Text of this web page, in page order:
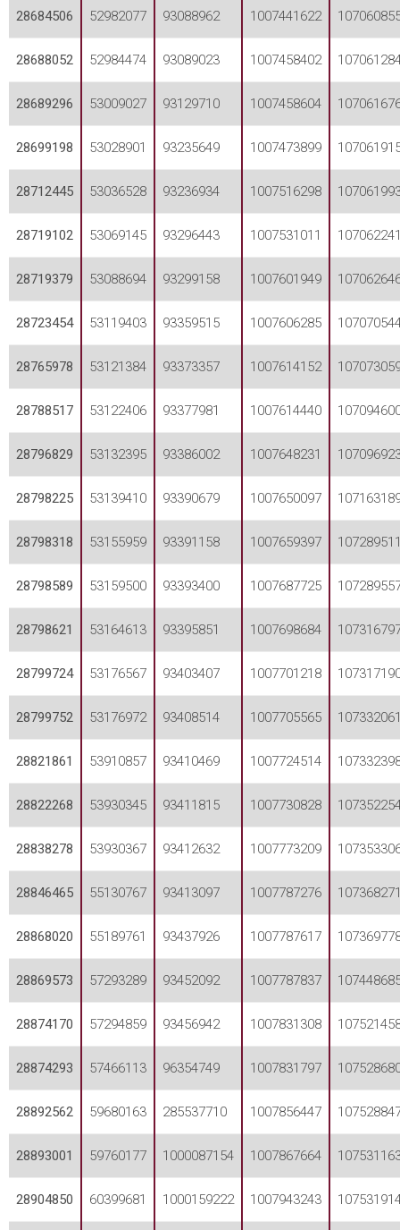
28684506 52982077 93088962 1007441622
28688052 52984474 93089023 1007458402
28689296 53009027 93129710 1007458604
28699198 53028901 93235649 1007473899
28712445 53036528 93236934 1007516298
28719102 53069145 93296443 1007531011
28719379 53088694 93299158 1007601949
28723454 53119403 93359515 1007606285
28765978 53121384 93373357 1007614152
28788517 53122406 93377981 1007614440
28796829 53132395 93386002 1007648231
28798225 53139410 93390679 1007650097
28798318 53155959 93391158 1007659397
28798589 53159500 93393400 1007687725
28798621 53164613 93395851 1007698684
28799724 53176567 93403407 1007701218
28799752 53176972 93408514 1007705565
28821861 53910857 93410469 1007724514
28822268 53930345 93411815 1007730828
28838278 53930367 93412632 1007773209
28846465 55130767 93413097 1007787276
28868020 55189761 93437926 1007787617
28869573 57293289 93452092 1007787837
28874170 57294859 93456942 1007831308
28874293 57466113 96354749 1007831797
28892562 59680163 285537710 1007856447
28893001 59760177 1000087154 1007867664
28904850 60399681 1000159222 1007943243